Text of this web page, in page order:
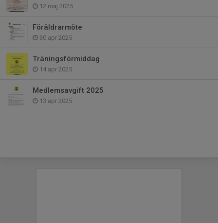
12 maj 2025
Föräldrarmöte
30 apr 2025
Träningsförmiddag
14 apr 2025
Medlemsavgift 2025
13 apr 2025